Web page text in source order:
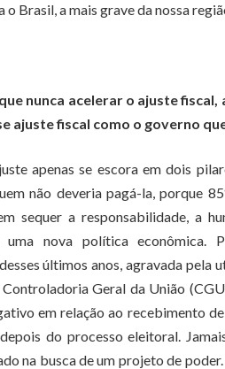
Brasil, a mais grave da nossa
nunca acelerar o ajuste
ajuste fiscal como o governo
apenas se escora em dois
não deveria pagá-la, porque
sequer a responsabilidade, a
nova política econômica.
últimos anos, agravada pela
Geral da União
em relação ao recebimento
do processo eleitoral.
na busca de um projeto de